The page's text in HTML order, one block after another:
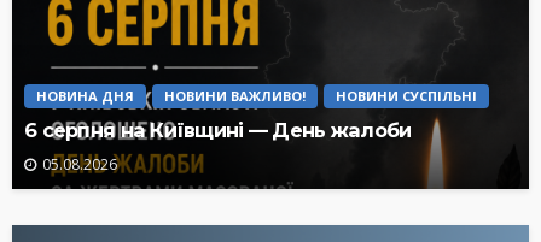
НОВИНА ДНЯ НОВИНИ ВАЖЛИВО! НОВИНИ СУСПІЛЬНІ
6 серпня на Київщині — День жалоби
05.08.2026